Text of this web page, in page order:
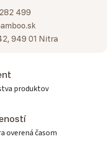
499
949 01 Nitra
produktov
overená časom